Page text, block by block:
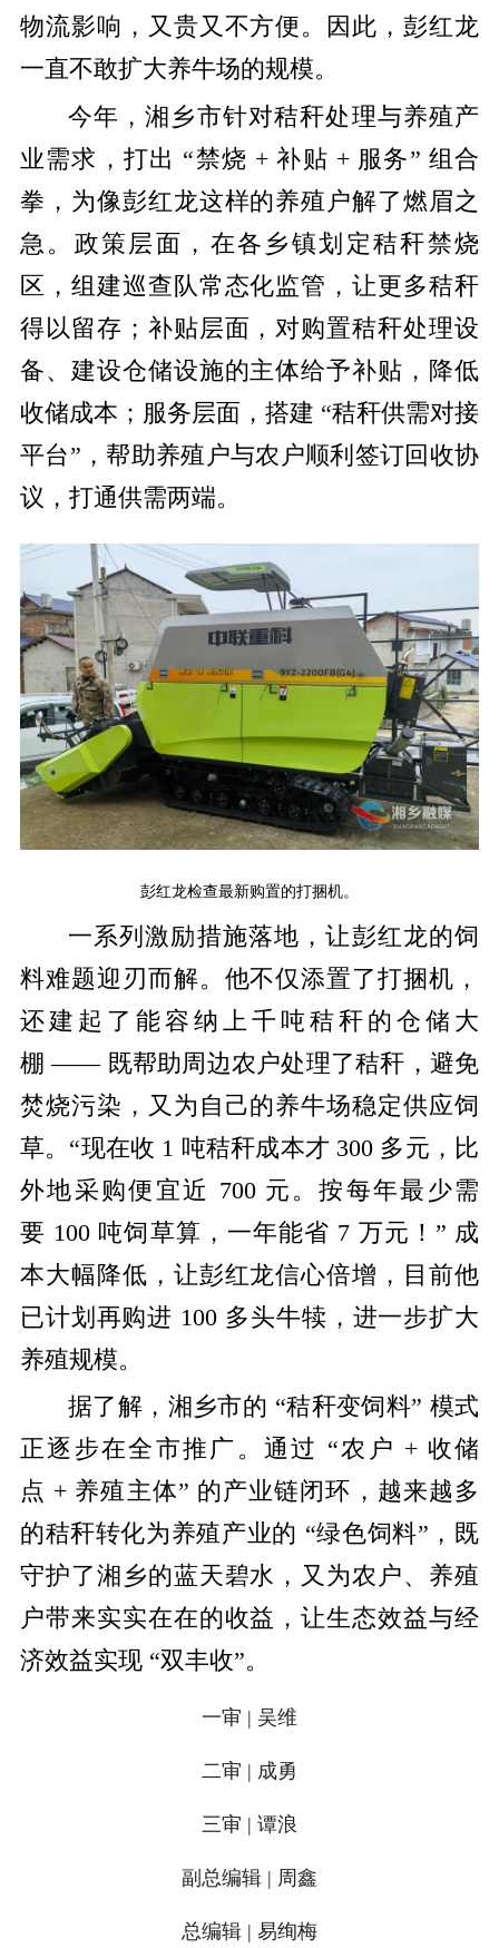
物流影响，又贵又不方便。因此，彭红龙
一直不敢扩大养牛场的规模。
今年，湘乡市针对秸秆处理与养殖产
业需求，打出 “禁烧 + 补贴 + 服务” 组合
拳，为像彭红龙这样的养殖户解了燃眉之
急。政策层面，在各乡镇划定秸秆禁烧
区，组建巡查队常态化监管，让更多秸秆
得以留存；补贴层面，对购置秸秆处理设
备、建设仓储设施的主体给予补贴，降低
收储成本；服务层面，搭建 “秸秆供需对接
平台”，帮助养殖户与农户顺利签订回收协
议，打通供需两端。
彭红龙检查最新购置的打捆机。
一系列激励措施落地，让彭红龙的饲
料难题迎刃而解。他不仅添置了打捆机，
还建起了能容纳上千吨秸秆的仓储大
棚 —— 既帮助周边农户处理了秸秆，避免
焚烧污染，又为自己的养牛场稳定供应饲
草。“现在收 1 吨秸秆成本才 300 多元，比
外地采购便宜近 700 元。按每年最少需
要 100 吨饲草算，一年能省 7 万元！” 成
本大幅降低，让彭红龙信心倍增，目前他
已计划再购进 100 多头牛犊，进一步扩大
养殖规模。
据了解，湘乡市的 “秸秆变饲料” 模式
正逐步在全市推广。通过 “农户 + 收储
点 + 养殖主体” 的产业链闭环，越来越多
的秸秆转化为养殖产业的 “绿色饲料”，既
守护了湘乡的蓝天碧水，又为农户、养殖
户带来实实在在的收益，让生态效益与经
济效益实现 “双丰收”。
一审 | 吴维
二审 | 成勇
三审 | 谭浪
副总编辑 | 周鑫
总编辑 | 易绚梅